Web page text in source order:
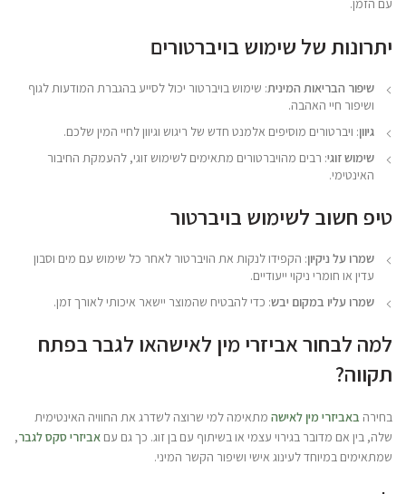
עם הזמן.
יתרונות של שימוש בויברטורים
שיפור הבריאות המינית: שימוש בויברטור יכול לסייע בהגברת המודעות לגוף
ושיפור חיי האהבה.
גיוון: ויברטורים מוסיפים אלמנט חדש של ריגוש וגיוון לחיי המין שלכם.
שימוש זוגי: רבים מהויברטורים מתאימים לשימוש זוגי, להעמקת החיבור
האינטימי.
טיפ חשוב לשימוש בויברטור
שמרו על ניקיון: הקפידו לנקות את הויברטור לאחר כל שימוש עם מים וסבון
עדין או חומרי ניקוי ייעודיים.
שמרו עליו במקום יבש: כדי להבטיח שהמוצר יישאר איכותי לאורך זמן.
למה לבחור אביזרי מין לאישהאו לגבר בפתח
תקווה?
בחירה באביזרי מין לאישה מתאימה למי שרוצה לשדרג את החוויה האינטימית
שלה, בין אם מדובר בגירוי עצמי או בשיתוף עם בן זוג. כך גם עם אביזרי סקס לגבר,
שמתאימים במיוחד לעינוג אישי ושיפור הקשר המיני.